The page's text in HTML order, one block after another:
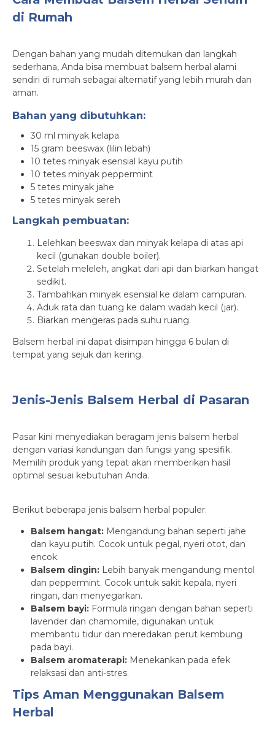
di Rumah
Dengan bahan yang mudah ditemukan dan langkah
sederhana, Anda bisa membuat balsem herbal alami
sendiri di rumah sebagai alternatif yang lebih murah dan
aman.
Bahan yang dibutuhkan:
30 ml minyak kelapa
15 gram beeswax (lilin lebah)
10 tetes minyak esensial kayu putih
10 tetes minyak peppermint
5 tetes minyak jahe
5 tetes minyak sereh
Langkah pembuatan:
Lelehkan beeswax dan minyak kelapa di atas api
kecil (gunakan double boiler).
Setelah meleleh, angkat dari api dan biarkan hangat
sedikit.
Tambahkan minyak esensial ke dalam campuran.
Aduk rata dan tuang ke dalam wadah kecil (jar).
Biarkan mengeras pada suhu ruang.
Balsem herbal ini dapat disimpan hingga 6 bulan di
tempat yang sejuk dan kering.
Jenis-Jenis Balsem Herbal di Pasaran
Pasar kini menyediakan beragam jenis balsem herbal
dengan variasi kandungan dan fungsi yang spesifik.
Memilih produk yang tepat akan memberikan hasil
optimal sesuai kebutuhan Anda.
Berikut beberapa jenis balsem herbal populer:
Balsem hangat: Mengandung bahan seperti jahe
dan kayu putih. Cocok untuk pegal, nyeri otot, dan
encok.
Balsem dingin: Lebih banyak mengandung mentol
dan peppermint. Cocok untuk sakit kepala, nyeri
ringan, dan menyegarkan.
Balsem bayi: Formula ringan dengan bahan seperti
lavender dan chamomile, digunakan untuk
membantu tidur dan meredakan perut kembung
pada bayi.
Balsem aromaterapi: Menekankan pada efek
relaksasi dan anti-stres.
Tips Aman Menggunakan Balsem
Herbal